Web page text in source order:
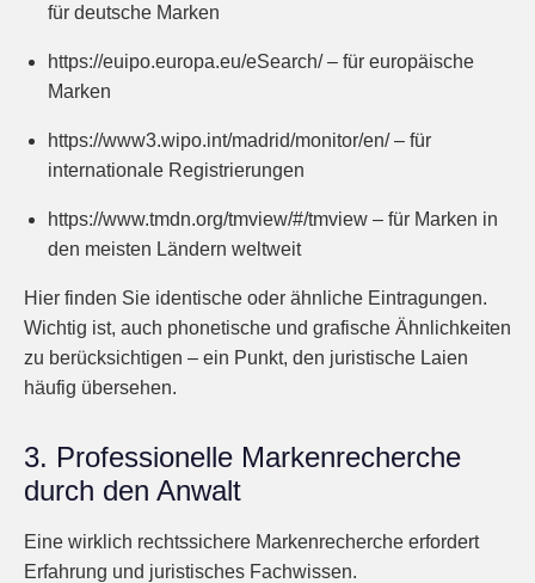
für deutsche Marken
https://euipo.europa.eu/eSearch/ – für europäische
Marken
https://www3.wipo.int/madrid/monitor/en/ – für
internationale Registrierungen
https://www.tmdn.org/tmview/#/tmview – für Marken in
den meisten Ländern weltweit
Hier finden Sie identische oder ähnliche Eintragungen.
Wichtig ist, auch phonetische und grafische Ähnlichkeiten
zu berücksichtigen – ein Punkt, den juristische Laien
häufig übersehen.
3. Professionelle Markenrecherche
durch den Anwalt
Eine wirklich rechtssichere Markenrecherche erfordert
Erfahrung und juristisches Fachwissen.